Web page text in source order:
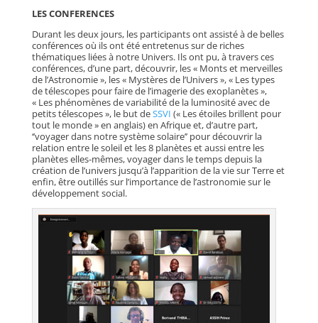
LES CONFERENCES
Durant les deux jours, les participants ont assisté à de belles
conférences où ils ont été entretenus sur de riches
thématiques liées à notre Univers. Ils ont pu, à travers ces
conférences, d’une part, découvrir, les « Monts et merveilles
de l’Astronomie », les « Mystères de l’Univers », « Les types
de télescopes pour faire de l’imagerie des exoplanètes »,
« Les phénomènes de variabilité de la luminosité avec de
petits télescopes », le but deSSVI (« Les étoiles brillent pour
tout le monde » en anglais) en Afrique et, d’autre part,
‘’voyager dans notre système solaire’’ pour découvrir la
relation entre le soleil et les 8 planètes et aussi entre les
planètes elles-mêmes, voyager dans le temps depuis la
création de l’univers jusqu’à l’apparition de la vie sur Terre et
enfin, être outillés sur l’importance de l’astronomie sur le
développement social.